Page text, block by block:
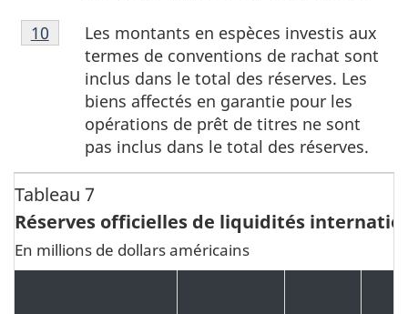
Note
de
Les montants en espèces investis aux
termes de conventions de rachat sont
inclus dans le total des réserves. Les
biens affectés en garantie pour les
opérations de prêt de titres ne sont
pas inclus dans le total des réserves.
Retour à la référence de la note de bas de page
10
Tableau 7
Réserves officielles de liquidités
En millions de dollars américains